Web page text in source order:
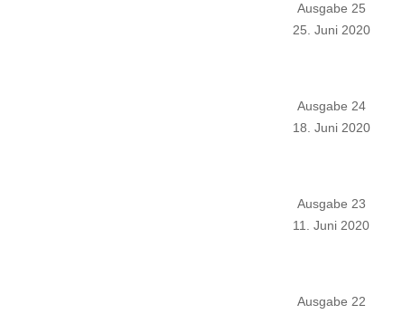
Ausgabe 25
25. Juni 2020
Ausgabe 24
18. Juni 2020
Ausgabe 23
11. Juni 2020
Ausgabe 22